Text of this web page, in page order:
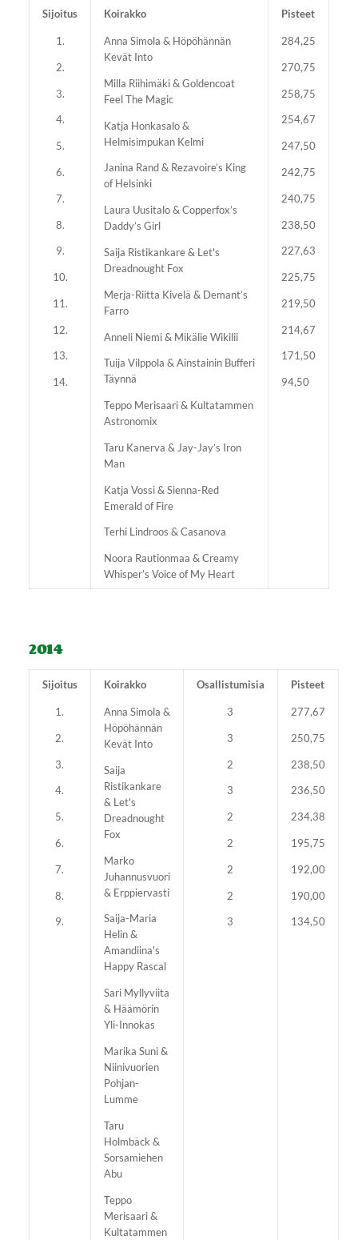
Sijoitus
1.
2.
3.
4.
5.
6.
7.
8.
9.
10.
11.
12.
13.
14.
Koirakko
Anna Simola & Höpöhännän
Kevät Into
Milla Riihimäki & Goldencoat
Feel The Magic
Katja Honkasalo &
Helmisimpukan Kelmi
Janina Rand & Rezavoire’s King
of Helsinki
Laura Uusitalo & Copperfox’s
Daddy’s Girl
Saija Ristikankare & Let's
Dreadnought Fox
Merja-Riitta Kivelä & Demant’s
Farro
Anneli Niemi & Mikälie Wikilii
Tuija Vilppola & Ainstainin Bufferi
Täynnä
Teppo Merisaari & Kultatammen
Astronomix
Taru Kanerva & Jay-Jay’s Iron
Man
Katja Vossi & Sienna-Red
Emerald of Fire
Terhi Lindroos & Casanova
Noora Rautionmaa & Creamy
Whisper’s Voice of My Heart
Pisteet
284,25
270,75
258,75
254,67
247,50
242,75
240,75
238,50
227,63
225,75
219,50
214,67
171,50
94,50
2014
Sijoitus
1.
2.
3.
4.
5.
6.
7.
8.
9.
Koirakko
Anna Simola &
Höpöhännän
Kevät Into
Saija
Ristikankare
& Let's
Dreadnought
Fox
Marko
Juhannusvuori
& Erppiervasti
Saija-Maria
Helin &
Amandiina's
Happy Rascal
Sari Myllyviita
& Häämörin
Yli-Innokas
Marika Suni &
Niinivuorien
Pohjan-
Lumme
Taru
Holmbäck &
Sorsamiehen
Abu
Teppo
Merisaari &
Kultatammen
Osallistumisia
3
3
2
3
2
2
2
2
3
Pisteet
277,67
250,75
238,50
236,50
234,38
195,75
192,00
190,00
134,50